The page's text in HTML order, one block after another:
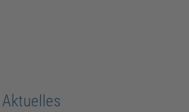
Aktuelles